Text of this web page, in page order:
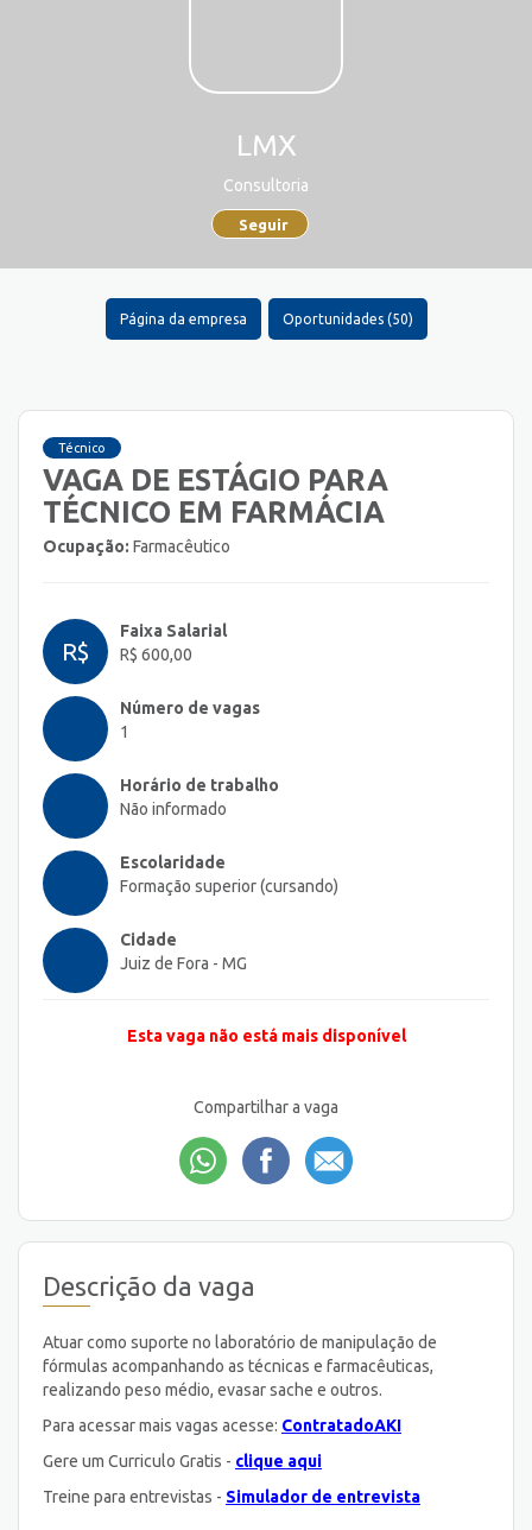
LMX
Consultoria
Seguir
Página da empresa Oportunidades (50)
Técnico
VAGA DE ESTÁGIO PARA
TÉCNICO EM FARMÁCIA
Ocupação: Farmacêutico
R$
Faixa Salarial
R$ 600,00
Número de vagas
1
Horário de trabalho
Não informado
Escolaridade
Formação superior (cursando)
Cidade
Juiz de Fora - MG
Esta vaga não está mais disponível
Compartilhar a vaga
Descrição da vaga
Atuar como suporte no laboratório de manipulação de
fórmulas acompanhando as técnicas e farmacêuticas,
realizando peso médio, evasar sache e outros.
Para acessar mais vagas acesse: ContratadoAKI
Gere um Curriculo Gratis - clique aqui
Treine para entrevistas - Simulador de entrevista